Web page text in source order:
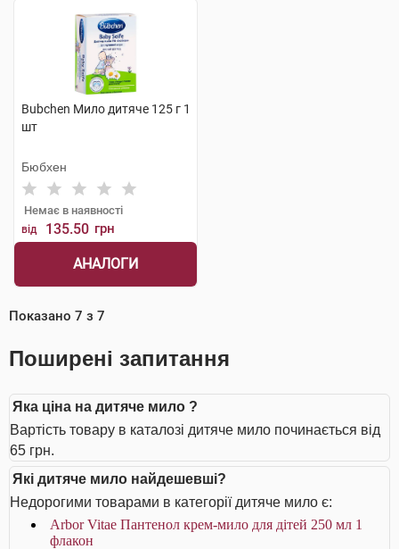
Bubchen Мило дитяче 125 г 1
шт
Бюбхен
Немає в наявності
від 135.50 грн
АНАЛОГИ
Показано 7 з 7
Поширені запитання
Яка ціна на дитяче мило ?
Вартість товару в каталозі дитяче мило починається від
65 грн.
Які дитяче мило найдешевші?
Недорогими товарами в категорії дитяче мило є:
Arbor Vitae Пантенол крем-мило для дітей 250 мл 1
флакон